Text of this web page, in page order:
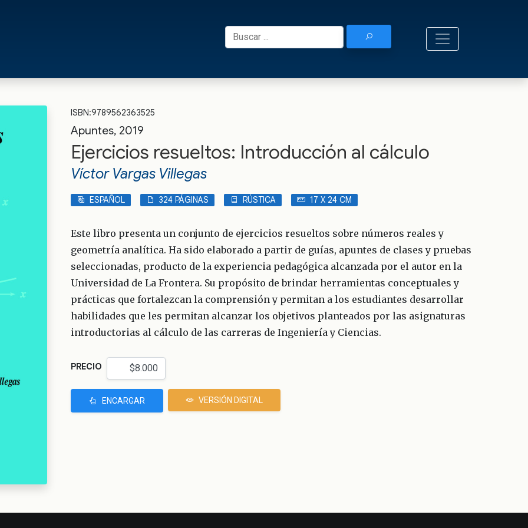
Buscar:
ISBN:9789562363525
Apuntes, 2019
Ejercicios resueltos: Introducción al cálculo
Víctor Vargas Villegas
ESPAÑOL 324 PÁGINAS RÚSTICA 17 X 24 CM
Este libro presenta un conjunto de ejercicios resueltos sobre números reales y
geometría analítica. Ha sido elaborado a partir de guías, apuntes de clases y pruebas
seleccionadas, producto de la experiencia pedagógica alcanzada por el autor en la
Universidad de La Frontera. Su propósito de brindar herramientas conceptuales y
prácticas que fortalezcan la comprensión y permitan a los estudiantes desarrollar
habilidades que les permitan alcanzar los objetivos planteados por las asignaturas
introductorias al cálculo de las carreras de Ingeniería y Ciencias.
PRECIO
ENCARGAR VERSIÓN DIGITAL